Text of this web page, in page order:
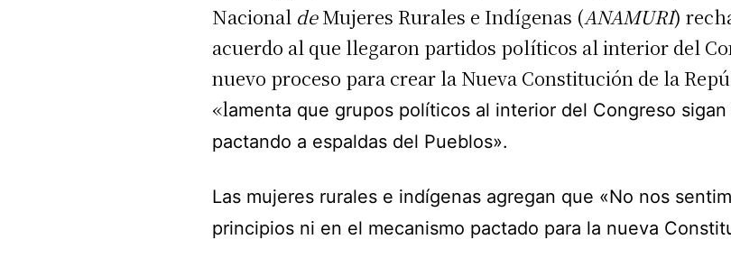
Nacional deMujeres Rurales e Indígenas (ANAMURI)
acuerdo al que llegaron partidos políticos al interior del
nuevo proceso para crear la Nueva Constitución de la
«lamenta que grupos políticos al interior del Congreso
pactando a espaldas del Pueblos».
Las mujeres rurales e indígenas agregan que «No nos
principios ni en el mecanismo pactado para la nueva